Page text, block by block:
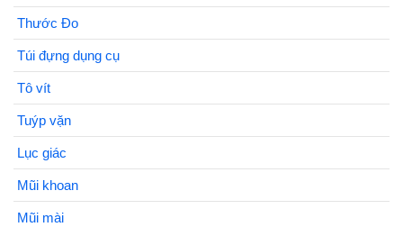
Thước Đo
Túi đựng dụng cụ
Tô vít
Tuýp vặn
Lục giác
Mũi khoan
Mũi mài